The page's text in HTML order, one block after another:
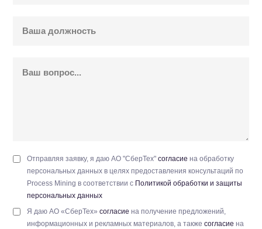
Отправляя заявку, я даю АО "СберТех" согласие на обработку
персональных данных в целях предоставления консультаций по
Process Mining в соответствии с Политикой обработки и защиты
персональных данных
Я даю АО «СберТех» согласие на получение предложений,
информационных и рекламных материалов, а также согласие на